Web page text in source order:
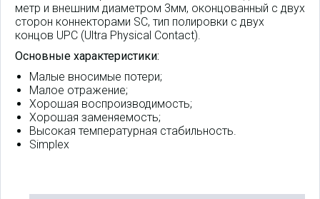
метр и внешним диаметром 3мм, оконцованный с двух
сторон коннекторами SC, тип полировки с двух
концов UPC (Ultra Physical Contact).
Основные характеристики:
Малые вносимые потери;
Малое отражение;
Хорошая воспроизводимость;
Хорошая заменяемость;
Высокая температурная стабильность.
Simplex